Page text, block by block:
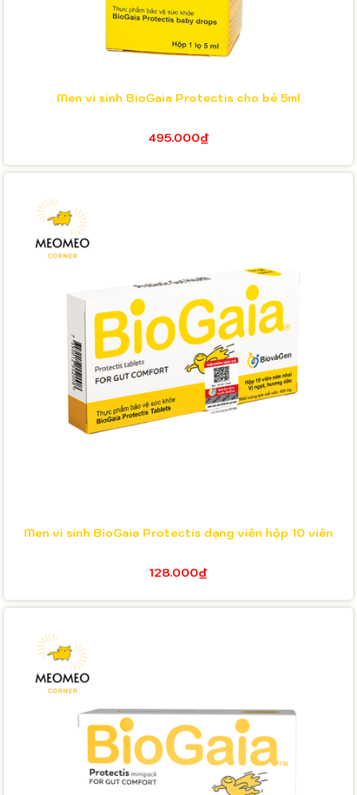
Men vi sinh BioGaia Protectis cho bé 5ml
495.000₫
Men vi sinh BioGaia Protectis dạng viên hộp 10 viên
128.000₫